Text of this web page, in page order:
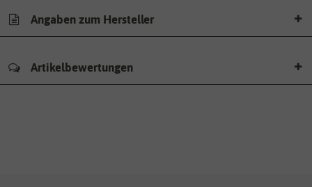
Angaben zum Hersteller
Artikelbewertungen